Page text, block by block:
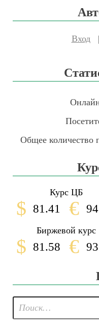
Вход
Общее количество
Курс ЦБ
$ 81.41 €
Биржевой курс
$ 81.58 €